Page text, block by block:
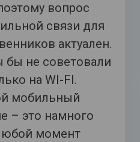
вопрос
связи для
актуален.
бы не советовали
на WI-FI.
мобильный
– это намного
момент